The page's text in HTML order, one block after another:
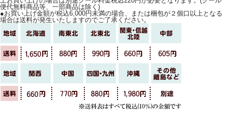
便代無料商品等、一部商品は除く)
●お買い上げ金額が税込6,000円未満の場合、または梱包が２個口以上となる
場合は送料が発生いたしますのでご了承ください。